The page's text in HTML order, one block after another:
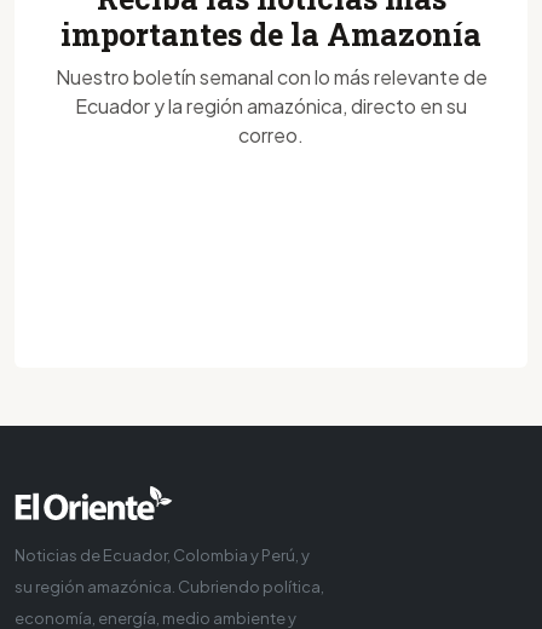
importantes de la Amazonía
Nuestro boletín semanal con lo más relevante de
Ecuador y la región amazónica, directo en su
correo.
Noticias de Ecuador, Colombia y Perú, y
su región amazónica. Cubriendo política,
economía, energía, medio ambiente y